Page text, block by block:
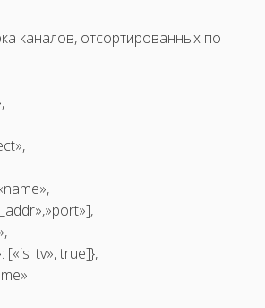
каналов, отсортированных по
[«is_tv», true]},